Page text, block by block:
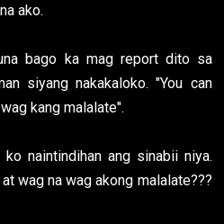
ako.
bago ka mag report dito sa
siyang nakakaloko. "You can
kang malalate".
naintindihan ang sinabii niya.
wag na wag akong malalate???